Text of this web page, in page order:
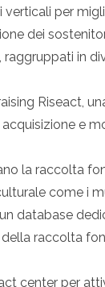
verticali per
dei
in
Riseact,
e
la raccolta
come i
database
raccolta
center per